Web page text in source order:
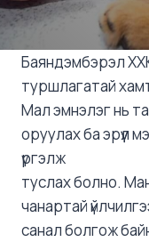
Баяндэмбэрэл
туршлагатай
Мал эмнэлэг нь
оруулах ба эрүүл
үргэлж
туслах болно.
чанартай
санал болгож